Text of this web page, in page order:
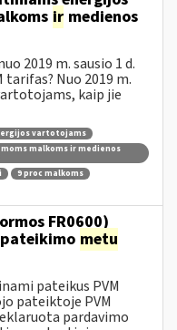
ir medienos
2019 m. sausio 1 d.
Nuo 2019 m.
kaip jie
vartotojams
malkoms ir medienos
9 proc malkoms
FR0600)
metu
pateikus PVM
pateiktoje PVM
pardavimo